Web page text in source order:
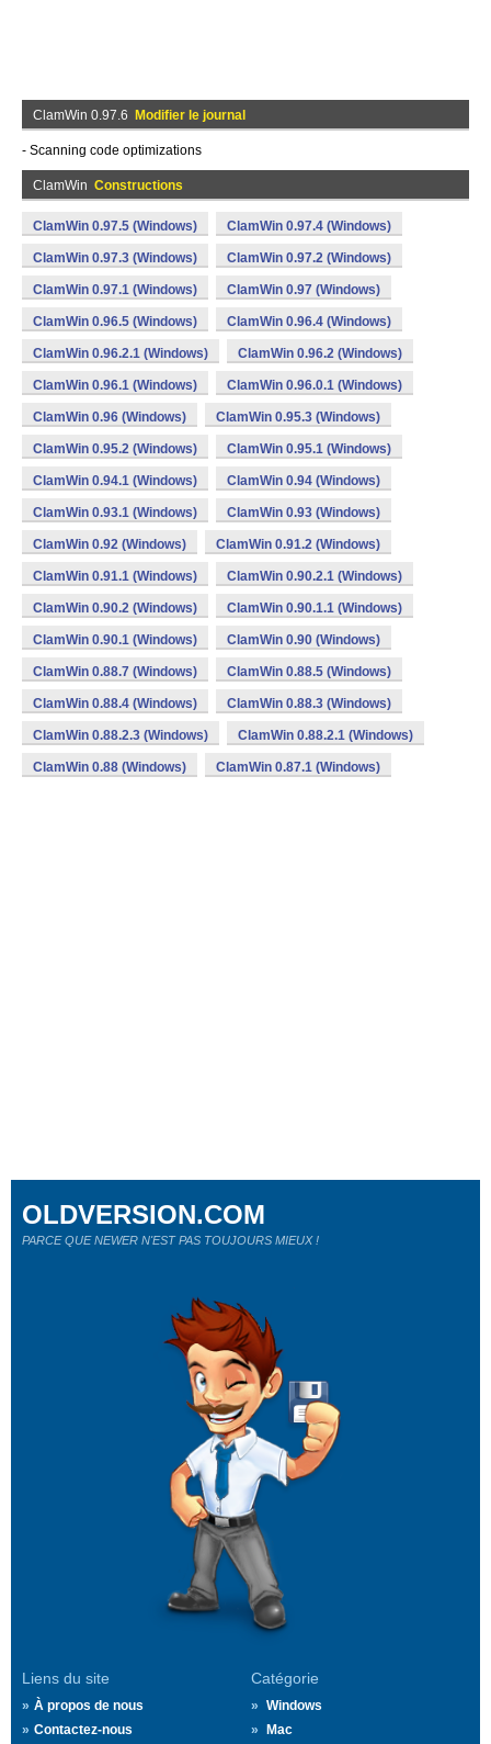
ClamWin 0.97.6 Modifier le journal
- Scanning code optimizations
ClamWin Constructions
ClamWin 0.97.5 (Windows) ClamWin 0.97.4 (Windows)
ClamWin 0.97.3 (Windows) ClamWin 0.97.2 (Windows)
ClamWin 0.97.1 (Windows) ClamWin 0.97 (Windows)
ClamWin 0.96.5 (Windows) ClamWin 0.96.4 (Windows)
ClamWin 0.96.2.1 (Windows) ClamWin 0.96.2 (Windows)
ClamWin 0.96.1 (Windows) ClamWin 0.96.0.1 (Windows)
ClamWin 0.96 (Windows) ClamWin 0.95.3 (Windows)
ClamWin 0.95.2 (Windows) ClamWin 0.95.1 (Windows)
ClamWin 0.94.1 (Windows) ClamWin 0.94 (Windows)
ClamWin 0.93.1 (Windows) ClamWin 0.93 (Windows)
ClamWin 0.92 (Windows) ClamWin 0.91.2 (Windows)
ClamWin 0.91.1 (Windows) ClamWin 0.90.2.1 (Windows)
ClamWin 0.90.2 (Windows) ClamWin 0.90.1.1 (Windows)
ClamWin 0.90.1 (Windows) ClamWin 0.90 (Windows)
ClamWin 0.88.7 (Windows) ClamWin 0.88.5 (Windows)
ClamWin 0.88.4 (Windows) ClamWin 0.88.3 (Windows)
ClamWin 0.88.2.3 (Windows) ClamWin 0.88.2.1 (Windows)
ClamWin 0.88 (Windows) ClamWin 0.87.1 (Windows)
Liens du site
À propos de nous
Contactez-nous
Catégorie
Windows
Mac
OLDVERSION.COM
PARCE QUE NEWER N'EST PAS TOUJOURS MIEUX !